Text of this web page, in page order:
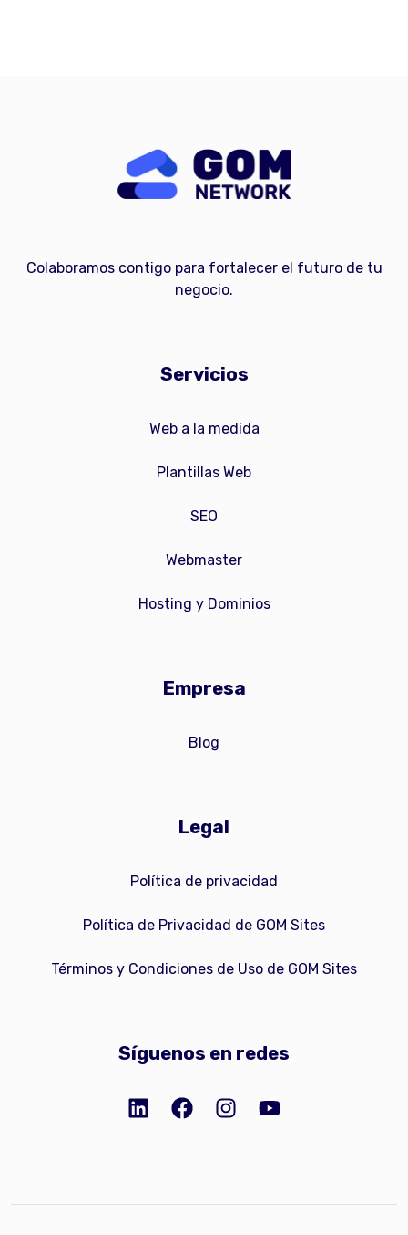
Colaboramos contigo para fortalecer el futuro de tu
negocio.
Servicios
Web a la medida
Plantillas Web
SEO
Webmaster
Hosting y Dominios
Empresa
Blog
Legal
Política de privacidad
Política de Privacidad de GOM Sites
Términos y Condiciones de Uso de GOM Sites
Síguenos en redes